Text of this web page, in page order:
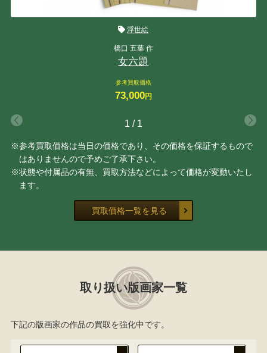
浮世絵
橋口 五葉 作
女六題
参考買取価格
73,000円
1 / 1
※参考買取価格は当日の価格であり、その価格を保証するもので
はありませんので予めご了承下さい。
※状態や付属品の有無、買取方法などによって価格が変動いたし
ます。
買取価格一覧を見る
取り扱い版画家一覧
下記の版画家の作品の買取を強化中です。